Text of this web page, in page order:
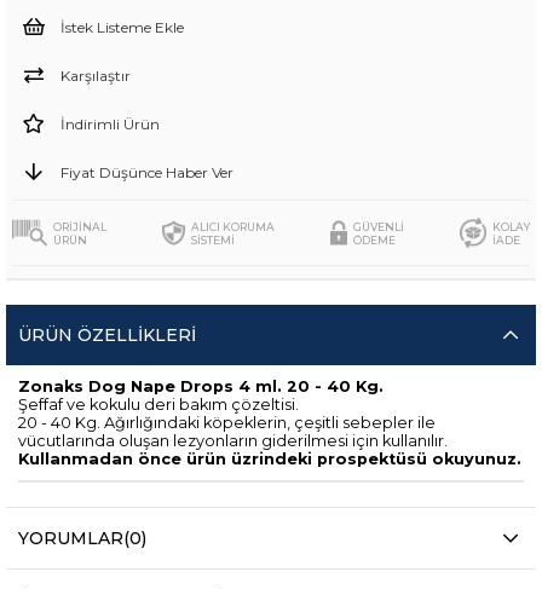
İstek Listeme Ekle
Karşılaştır
İndirimli Ürün
Fiyat Düşünce Haber Ver
ORİJİNAL
ÜRÜN
ALICI KORUMA
SİSTEMİ
GÜVENLİ
ÖDEME
KOLAY
İADE
ÜRÜN ÖZELLIKLERI
Zonaks Dog Nape Drops 4 ml. 20 - 40 Kg.
Şeffaf ve kokulu deri bakım çözeltisi.
20 - 40 Kg. Ağırlığındaki köpeklerin, çeşitli sebepler ile
vücutlarında oluşan lezyonların giderilmesi için kullanılır.
Kullanmadan önce ürün üzrindeki prospektüsü okuyunuz.
YORUMLAR(0)